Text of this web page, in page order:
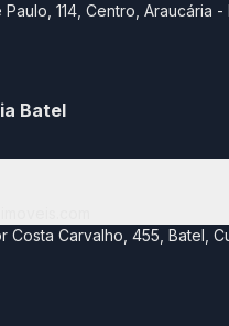
114, Centro, Araucária -
Batel
Costa Carvalho, 455, Batel,